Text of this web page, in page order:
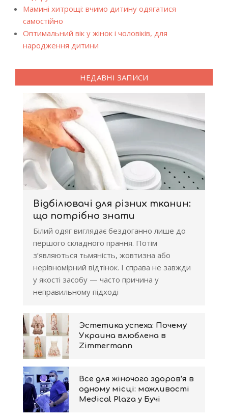
Мамині хитрощі: вчимо дитину одягатися
самостійно
Оптимальний вік у жінок і чоловіків, для
народження дитини
НЕДАВНІ ЗАПИСИ
Відбілювачі для різних тканин:
що потрібно знати
Білий одяг виглядає бездоганно лише до
першого складного прання. Потім
з’являються тьмяність, жовтизна або
нерівномірний відтінок. І справа не завжди
у якості засобу — часто причина у
неправильному підході
Эстетика успеха: Почему
Украина влюблена в
Zimmermann
Все для жіночого здоров’я в
одному місці: можливості
Medical Plaza у Бучі